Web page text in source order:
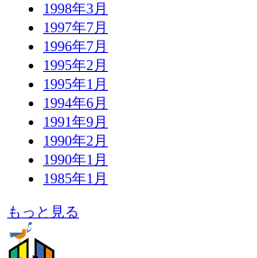
1998年3月
1997年7月
1996年7月
1995年2月
1995年1月
1994年6月
1991年9月
1990年2月
1990年1月
1985年1月
もっと見る